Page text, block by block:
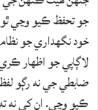
جو تحفظ ڪيو وڃي
خود نگهداري جو
لاڳاپي جو اظهار
ضابطي جي نه رڳو
ڪيو وڃي. ان کي نه